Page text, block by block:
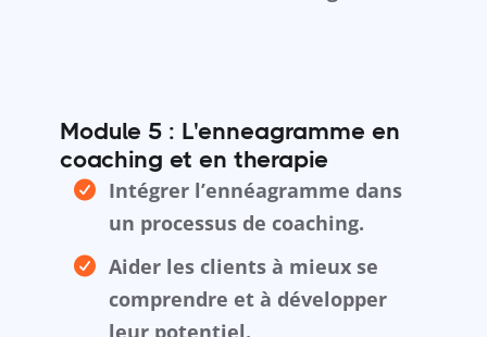
Module 5 : L'enneagramme en
coaching et en therapie
Intégrer l’ennéagramme dans
un processus de coaching.
Aider les clients à mieux se
comprendre et à développer
leur potentiel.